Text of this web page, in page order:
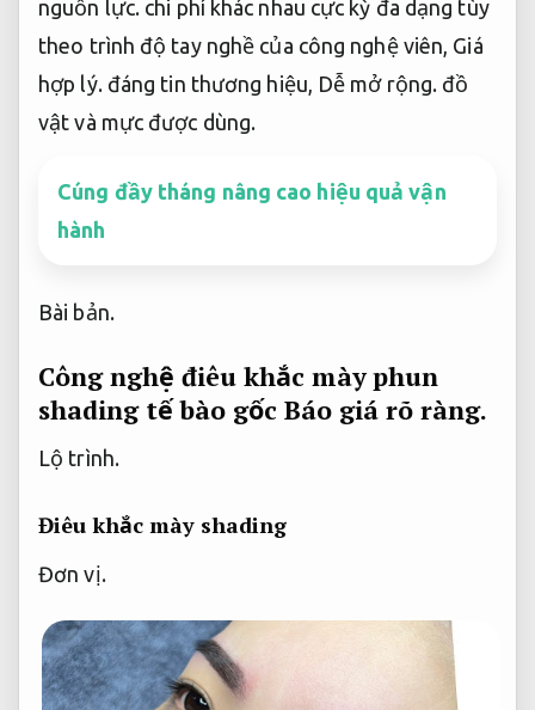
nguồn lực. chi phí khác nhau cực kỳ đa dạng tùy
theo trình độ tay nghề của công nghệ viên, Giá
hợp lý. đáng tin thương hiệu, Dễ mở rộng. đồ
vật và mực được dùng.
Cúng đầy tháng nâng cao hiệu quả vận
hành
Bài bản.
Công nghệ điêu khắc mày phun
shading tế bào gốc Báo giá rõ ràng.
Lộ trình.
Điêu khắc mày shading
Đơn vị.